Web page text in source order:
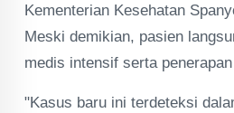
Kementerian Kesehatan
Meski demikian, pasien
medis intensif serta
"Kasus baru ini terdeteksi